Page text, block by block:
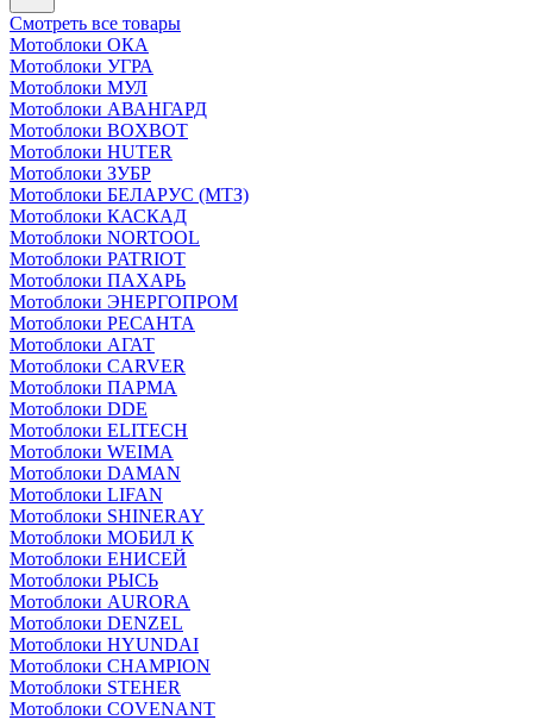
Смотреть все товары
Мотоблоки ОКА
Мотоблоки УГРА
Мотоблоки МУЛ
Мотоблоки АВАНГАРД
Мотоблоки BOXBOT
Мотоблоки HUTER
Мотоблоки ЗУБР
Мотоблоки БЕЛАРУС (МТЗ)
Мотоблоки КАСКАД
Мотоблоки NORTOOL
Мотоблоки PATRIOT
Мотоблоки ПАХАРЬ
Мотоблоки ЭНЕРГОПРОМ
Мотоблоки РЕСАНТА
Мотоблоки АГАТ
Мотоблоки CARVER
Мотоблоки ПАРМА
Мотоблоки DDE
Мотоблоки ELITECH
Мотоблоки WEIMA
Мотоблоки DAMAN
Мотоблоки LIFAN
Мотоблоки SHINERAY
Мотоблоки МОБИЛ К
Мотоблоки ЕНИСЕЙ
Мотоблоки РЫСЬ
Мотоблоки AURORA
Мотоблоки DENZEL
Мотоблоки HYUNDAI
Мотоблоки CHAMPION
Мотоблоки STEHER
Мотоблоки COVENANT